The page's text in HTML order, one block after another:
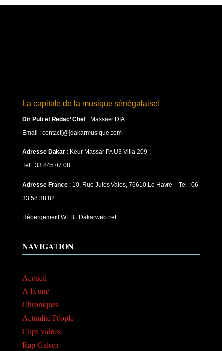
La capitale de la musique sénégalaise!
Dir Pub et Redac’ Chef: Massaër DIA
Email : contact[@]dakarmusique.com
Adresse Dakar: Keur Massar PA U3 Villa 209
Tel : 33 845 07 08
Adresse France: 10, Rue Jules Vales, 76610 Le Havre – Tel : 06
33 58 38 82
Hébergement WEB : Dakarweb.net
NAVIGATION
Accueil
A la une
Chroniques
Actualité People
Clips vidéos
Rap Galsen